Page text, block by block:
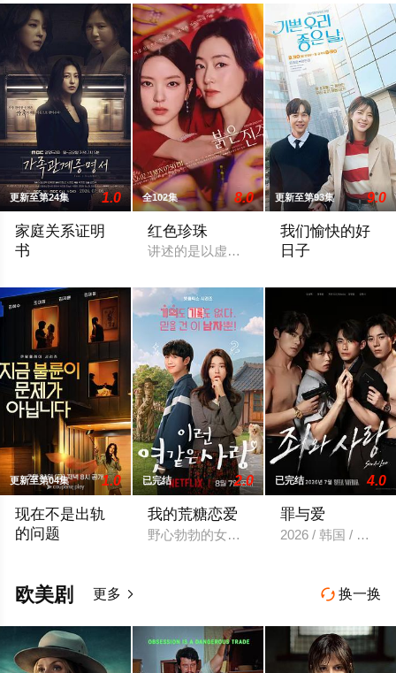
更新至第24集 1.0
家庭关系证明
书
全102集 8.0
红色珍珠
讲述的是以虚假身份回归的两个女人揭开
更新至第93集 9.0
我们愉快的好
日子
更新至第04集 1.0
现在不是出轨
的问题
已完结 2.0
我的荒糖恋爱
野心勃勃的女检察官高恩世（贺营 饰）
已完结 4.0
罪与爱
2026 / 韩国 / 정명
 换一换
欧美剧 更多 